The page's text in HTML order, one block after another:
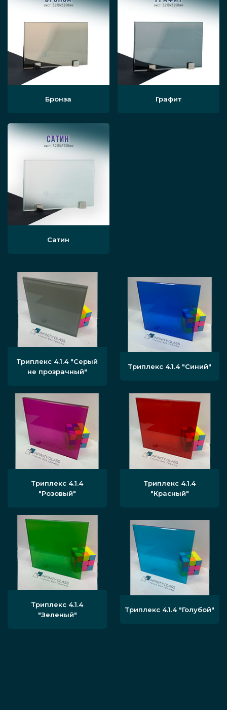
Бронза Графит
Сатин
Триплекс 4.1.4 "Серый
не прозрачный"
Триплекс 4.1.4 "Синий"
Триплекс 4.1.4
"Розовый"
Триплекс 4.1.4
"Красный"
Триплекс 4.1.4
"Зеленый"
Триплекс 4.1.4 "Голубой"